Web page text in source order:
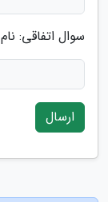
سوال اتفاقی:
ارسال